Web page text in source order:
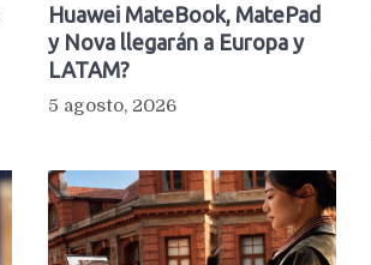
Huawei MateBook, MatePad
y Nova llegarán a Europa y
LATAM?
5 agosto, 2026